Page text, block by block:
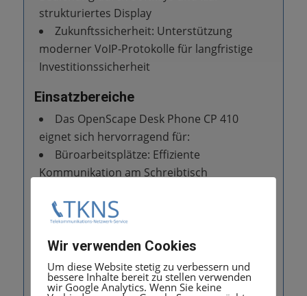
strukturiertes Display
Zukunftssicherheit: Unterstützung
moderner VoIP-Protokolle für langfristige
Investitionssicherheit
Einsatzbereiche
Das OpenScape Desk Phone CP 410
eignet sich hervorragend für:
Büroarbeitsplätze: Effiziente
Kommunikation am Schreibtisch
Kundenservice-Teams
Empfangsbereiche: Professioneller
Empfang mit klarer Sprachqualität
Home-Office: Flexible Nutzung in
Heimarbeitsplätzen
Wir verwenden Cookies
Um diese Website stetig zu verbessern und
bessere Inhalte bereit zu stellen verwenden
wir Google Analytics. Wenn Sie keine